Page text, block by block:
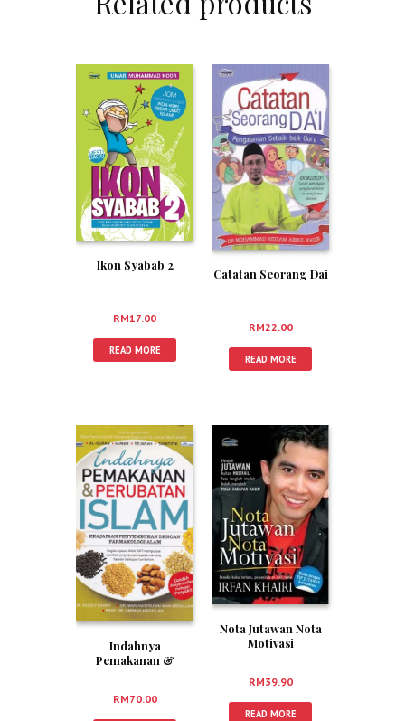
Ikon Syabab 2
RM17.00
READ MORE
Catatan Seorang Dai
RM22.00
READ MORE
Indahnya
Pemakanan &
RM70.00
Nota Jutawan Nota
Motivasi
RM39.90
READ MORE